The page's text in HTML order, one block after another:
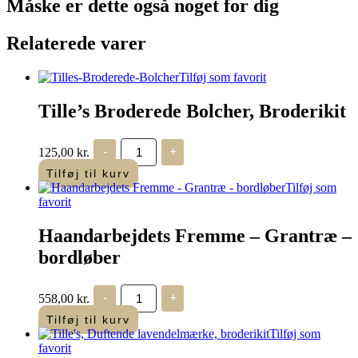
Måske er dette også noget for dig
Relaterede varer
Tilføj som favorit
Tille’s Broderede Bolcher, Broderikit
125,00 kr. -
Tille's
Broderede
Bolcher,
Broderikit
antal
+
Tilføj til kurv
Tilføj som
favorit
Haandarbejdets Fremme – Grantræ –
bordløber
558,00 kr. -
Haandarbejdets
Fremme
-
Grantræ
-
+
Tilføj til kurv
Tilføj som
favorit